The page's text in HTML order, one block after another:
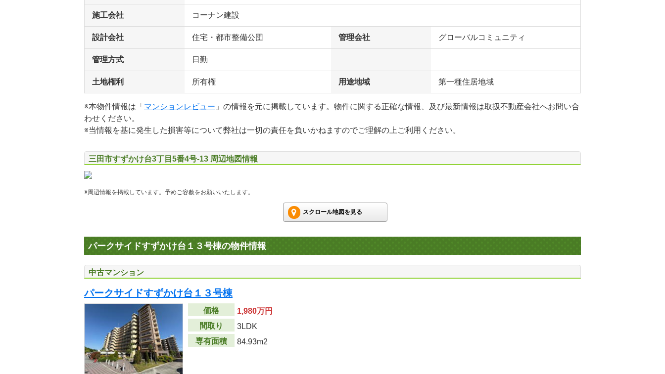
施工会社 コーナン建設
設計会社 住宅・都市整備公団 管理会社 グローバルコミュニティ
管理方式 日勤
土地権利 所有権 用途地域 第一種住居地域
※本物件情報は「 マンションレビュー 」の情報を元に掲載しています。物件に関する正確な情報、及び最新情報は取扱不動産会社へお問い合
わせください。
※当情報を基に発生した損害等について弊社は一切の責任を負いかねますのでご理解の上ご利用ください。
三田市すずかけ台3丁目5番4号-13 周辺地図情報
※周辺情報を掲載しています。予めご容赦をお願いいたします。
スクロール地図を見る
パークサイドすずかけ台１３号棟の物件情報
中古マンション
パークサイドすずかけ台１３号棟
価格
1,980万円
間取り
3LDK
専有面積
84.93m2